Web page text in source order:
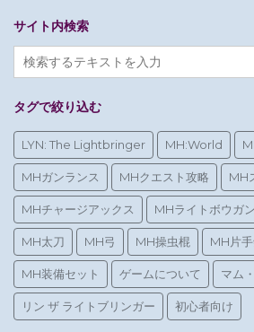
サイト内検索
タグで絞り込む
LYN: The Lightbringer MH:World
MHガンランス MHクエスト攻略 MH
MHチャージアックス MHライトボウガン
MH太刀 MH弓 MH操虫棍 MH片
MH装備セット ゲームについて マム
リン ザ ライトブリンガー 初心者向け